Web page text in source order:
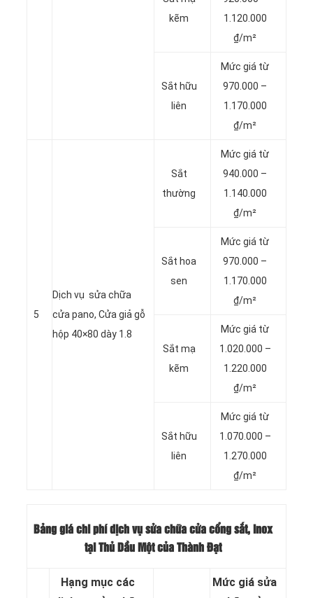
kẽm
1.120.000
₫/m²
Sắt hữu
liên
Mức giá từ
970.000 –
1.170.000
₫/m²
5
Dịch vụ sửa chữa
cửa pano, Cửa giả gỗ
hộp 40×80 dày 1.8
Sắt
thường
Mức giá từ
940.000 –
1.140.000
₫/m²
Sắt hoa
sen
Mức giá từ
970.000 –
1.170.000
₫/m²
Sắt mạ
kẽm
Mức giá từ
1.020.000 –
1.220.000
₫/m²
Sắt hữu
liên
Mức giá từ
1.070.000 –
1.270.000
₫/m²
Bảng giá chi phí dịch vụ sửa chữa cửa cổng sắt, inox
tại Thủ Dầu Một của Thành Đạt
Hạng mục các
Mức giá sửa